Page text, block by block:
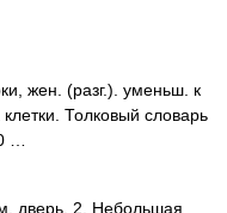
жен. (разг.). уменьш. к
Толковый словарь
…
дверь. 2. Небольшая